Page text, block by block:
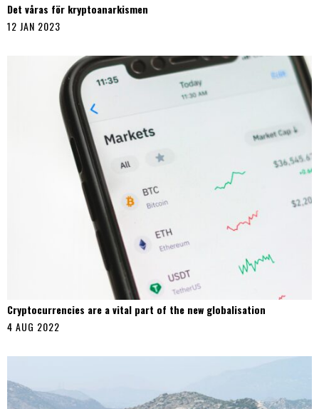
Det våras för kryptoanarkismen
12 JAN 2023
Cryptocurrencies are a vital part of the new globalisation
4 AUG 2022